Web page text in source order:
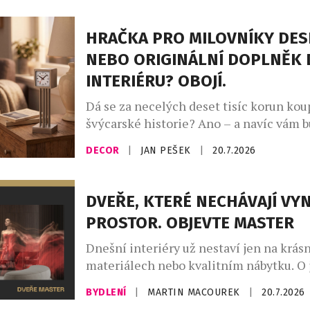
A ráno? Místo odpočinku přichází únava.
teploty totiž ovlivňují nejen to, jak
ale i […]
HRAČKA PRO MILOVNÍKY
NEBO ORIGINÁLNÍ DOPLNĚK
INTERIÉRU? OBOJÍ.
Dá se za necelých deset tisíc korun
švýcarské historie? Ano – a navíc vám
den ukazovat čas. Novinka Zurich
Clock – Miniature Edition od slavné
orientačních bodů curyšského hlavního
podoby stolního objektu, který
designového doplňku, sběratelského
DECOR JAN PEŠEK 20.7.2026
DVEŘE, KTERÉ NECHÁVAJÍ
PROSTOR. OBJEVTE MASTER
Dnešní interiéry už nestaví jen na
materiálech nebo kvalitním nábytku.
charakteru rozhodují především
které vytvářejí harmonický celek. Právě
BYDLENÍ MARTIN MACOUREK 20.7.2026